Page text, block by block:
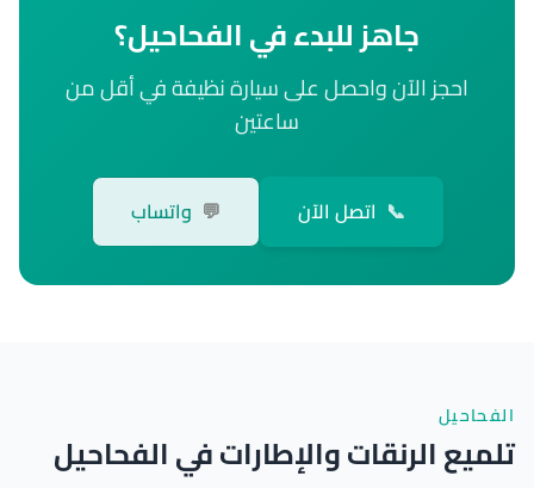
جاهز للبدء في الفحاحيل؟
احجز الآن واحصل على سيارة نظيفة في أقل من
ساعتين
📞 اتصل الآن 💬 واتساب
الفحاحيل
تلميع الرنقات والإطارات في الفحاحيل